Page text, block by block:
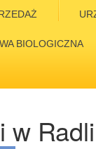
BIOLOGICZNA
w